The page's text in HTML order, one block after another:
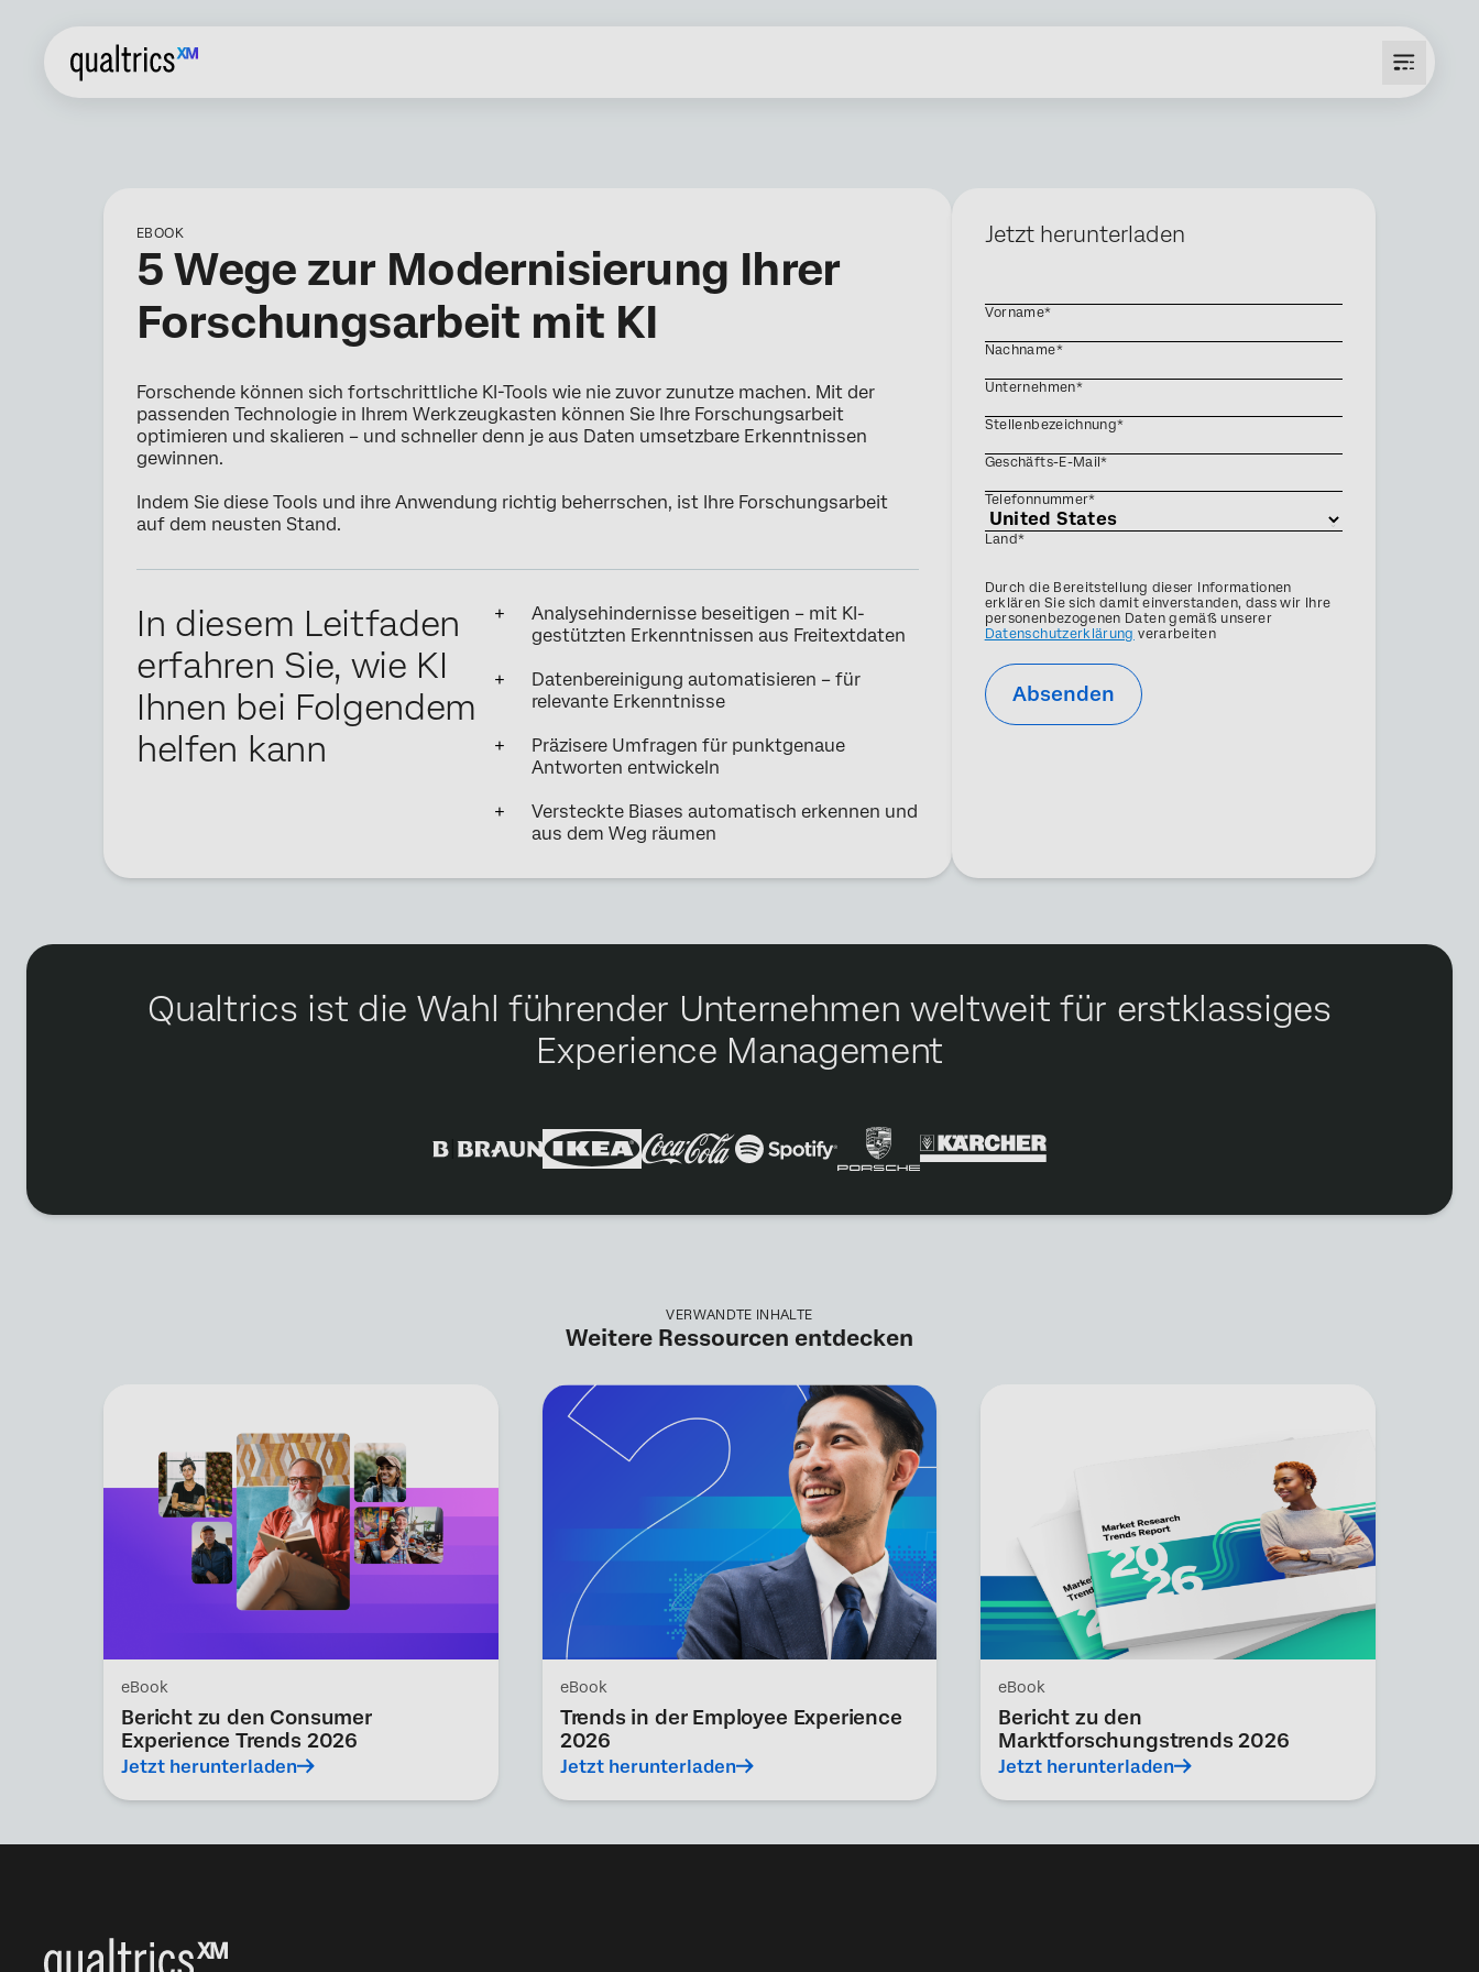
EBOOK
5 Wege zur Modernisierung Ihrer
Forschungsarbeit mit KI
Forschende können sich fortschrittliche KI-Tools wie nie zuvor zunutze machen. Mit der
passenden Technologie in Ihrem Werkzeugkasten können Sie Ihre Forschungsarbeit
optimieren und skalieren – und schneller denn je aus Daten umsetzbare Erkenntnissen
gewinnen.
Indem Sie diese Tools und ihre Anwendung richtig beherrschen, ist Ihre Forschungsarbeit
auf dem neusten Stand.
In diesem Leitfaden
erfahren Sie, wie KI
Ihnen bei Folgendem
helfen kann
Analysehindernisse beseitigen – mit KI-
gestützten Erkenntnissen aus Freitextdaten
Datenbereinigung automatisieren – für
relevante Erkenntnisse
Präzisere Umfragen für punktgenaue
Antworten entwickeln
Versteckte Biases automatisch erkennen und
aus dem Weg räumen
Jetzt herunterladen
Vorname*
Nachname*
Unternehmen*
Stellenbezeichnung*
Geschäfts-E-Mail*
Telefonnummer*
Land*
Privacy
Optin
Durch die Bereitstellung dieser Informationen
erklären Sie sich damit einverstanden, dass wir Ihre
personenbezogenen Daten gemäß unserer
Datenschutzerklärung verarbeiten
Absenden
Qualtrics ist die Wahl führender Unternehmen weltweit für erstklassiges
Experience Management
VERWANDTE INHALTE
Weitere Ressourcen entdecken
eBook
Bericht zu den Consumer
Experience Trends 2026
Jetzt herunterladen
eBook
Trends in der Employee Experience
2026
Jetzt herunterladen
eBook
Bericht zu den
Marktforschungstrends 2026
Jetzt herunterladen